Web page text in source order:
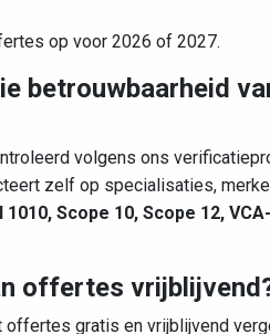
op voor 2026 of 2027.
betrouwbaarheid
volgens ons
zelf op specialisaties,
1010, Scope 10, Scope 12,
offertes
offertes gratis en vrijblijvend